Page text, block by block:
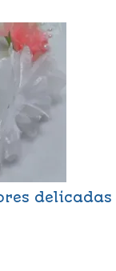
delicadas